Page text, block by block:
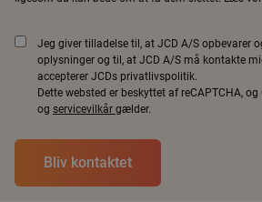
Jeg giver tilladelse til, at JCD A/S opbevarer
oplysninger og til, at JCD A/S må kontakte
accepterer JCDs privatlivspolitik.
Dette websted er beskyttet af reCAPTCHA, og
og servicevilkår gælder.